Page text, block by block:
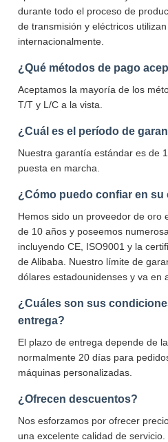
durante todo el proceso de
de transmisión y eléctricos
internacionalmente.
¿Qué métodos de pago
Aceptamos la mayoría de los
T/T y L/C a la vista.
¿Cuál es el período de
Nuestra garantía estándar es de
puesta en marcha.
¿Cómo puedo confiar en su
Hemos sido un proveedor de oro
de 10 años y poseemos
incluyendo CE, ISO9001 y la
de Alibaba. Nuestro límite de
dólares estadounidenses y va en
¿Cuáles son sus
entrega?
El plazo de entrega depende de
normalmente 20 días para
máquinas personalizadas.
¿Ofrecen descuentos?
Nos esforzamos por ofrecer
una excelente calidad de servicio.